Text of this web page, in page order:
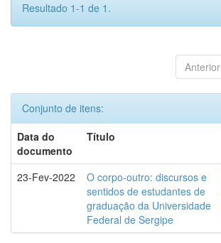
Resultado 1-1 de 1.
Anterior
Conjunto de itens:
Data do
documento
Título
23-Fev-2022
O corpo-outro: discursos e
sentidos de estudantes de
graduação da Universidade
Federal de Sergipe